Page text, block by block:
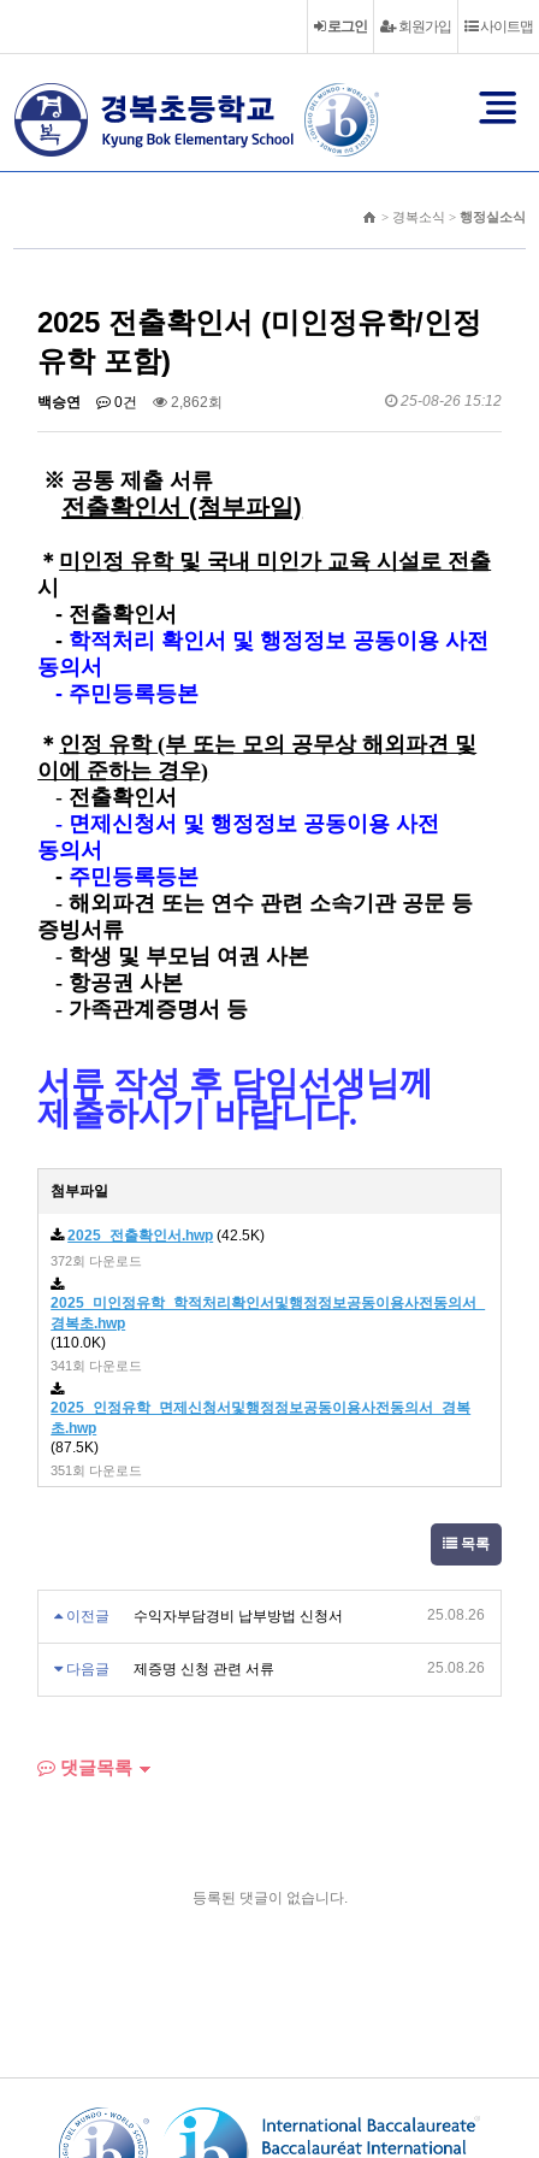
사이트맵
회원가입
로그인
> 경복소식 > 행정실소식
2025 전출확인서 (미인정유학/인정
유학 포함)
백승연 0건 2,862회 25-08-26 15:12
※ 공통 제출 서류
전출확인서 (첨부파일)
＊ 미인정 유학 및 국내 미인가 교육 시설로 전출
시
- 전출확인서
- 학적처리 확인서 및 행정정보 공동이용 사전
동의서
- 주민등록등본
＊ 인정 유학(부 또는 모의 공무상 해외파견 및
이에 준하는 경우)
- 전출확인서
- 면제신청서 및 행정정보 공동이용 사전
동의서
- 주민등록등본
- 해외파견 또는 연수 관련 소속기관 공문 등
증빙서류
- 학생 및 부모님 여권 사본
- 항공권 사본
- 가족관계증명서 등
서류 작성 후 담임선생님께
제출하시기 바랍니다.
첨부파일
2025_전출확인서.hwp (42.5K)
372회 다운로드
2025_미인정유학_학적처리확인서및행정정보공동이용사전동의서_
경복초.hwp
(110.0K)
341회 다운로드
2025_인정유학_면제신청서및행정정보공동이용사전동의서_경복
초.hwp
(87.5K)
351회 다운로드
목록
이전글 수익자부담경비 납부방법 신청서 25.08.26
다음글 제증명 신청 관련 서류 25.08.26
댓글목록
등록된 댓글이 없습니다.